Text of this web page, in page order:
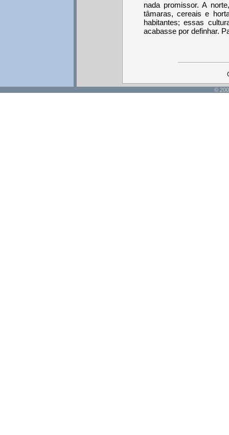
nada promissor. A
tâmaras, cereais e
habitantes; essas
acabasse por definhar.
©